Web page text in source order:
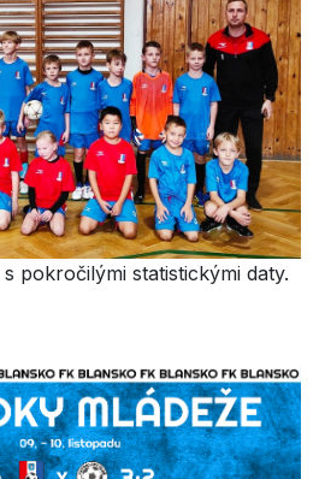
pokročilými statistickými daty.